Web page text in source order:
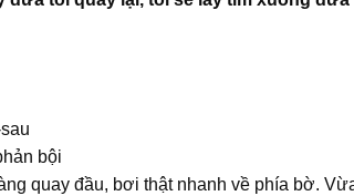
bội
quay đầu, bơi thật nhanh về phía bờ.